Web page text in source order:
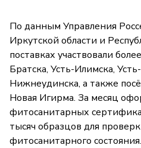
По данным Управления
Иркутской области и
поставках участвовали
Братска, Усть-Илимска,
Нижнеудинска, а также
Новая Игирма. За месяц
фитосанитарных
тысяч образцов для
фитосанитарного состояния.